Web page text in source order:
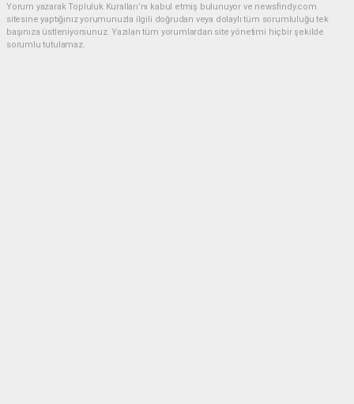
Yorum yazarak Topluluk Kuralları’nı kabul etmiş bulunuyor ve newsfindy.com
sitesine yaptığınız yorumunuzla ilgili doğrudan veya dolaylı tüm sorumluluğu tek
başınıza üstleniyorsunuz. Yazılan tüm yorumlardan site yönetimi hiçbir şekilde
sorumlu tutulamaz.